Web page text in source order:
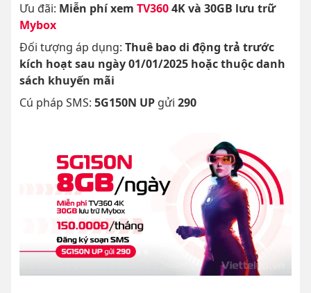
Ưu đãi: Miễn phí xem TV3604K và 30GB lưu trữ
Mybox
Đối tượng áp dụng: Thuê bao di động trả trước
kích hoạt sau ngày 01/01/2025 hoặc thuộc danh
sách khuyến mãi
Cú pháp SMS: 5G150N UP gửi 290